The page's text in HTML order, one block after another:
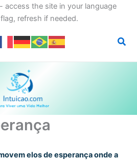
access the site in your language
refresh if needed.
elos de esperança onde a